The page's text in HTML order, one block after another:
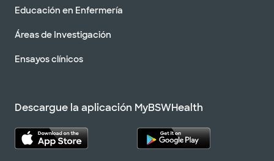
Educación en Enfermería
Áreas de Investigación
Ensayos clínicos
Descargue la aplicación MyBSWHealth